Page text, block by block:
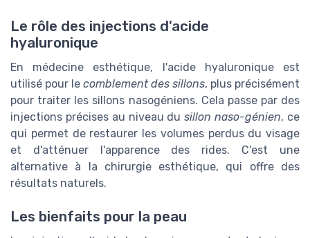
Le rôle des injections d'acide
hyaluronique
En médecine esthétique, l'acide hyaluronique est
utilisé pour le comblement des sillons, plus précisément
pour traiter les sillons nasogéniens. Cela passe par des
injections précises au niveau dusillon naso-génien, ce
qui permet de restaurer les volumes perdus du visage
et d'atténuer l'apparence des rides. C'est une
alternative à la chirurgie esthétique, qui offre des
résultats naturels.
Les bienfaits pour la peau